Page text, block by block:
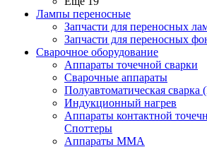
Лампы переносные
Запчасти для переносных
Запчасти для переносных
Сварочное оборудование
Аппараты точечной сварки
Сварочные аппараты
Полуавтоматическая
Индукционный нагрев
Аппараты контактной
Споттеры
Аппараты MMA